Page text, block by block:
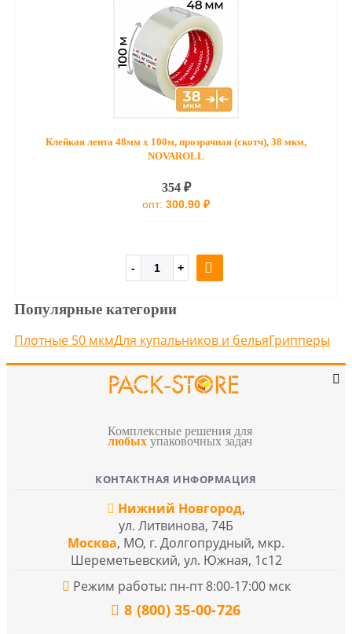
Клейкая лента 48мм х 100м, прозрачная (скотч), 38 мкм,
NOVAROLL
354 ₽
опт: 300.90 ₽
Популярные категории
Плотные 50 мкмДля купальников и бельяГрипперы
Комплексные решения для
любых упаковочных задач
КОНТАКТНАЯ ИНФОРМАЦИЯ
Нижний Новгород,
ул. Литвинова, 74Б
Москва, МО, г. Долгопрудный, мкр.
Шереметьевский, ул. Южная, 1с12
Режим работы: пн-пт 8:00-17:00 мск
8 (800) 35-00-726